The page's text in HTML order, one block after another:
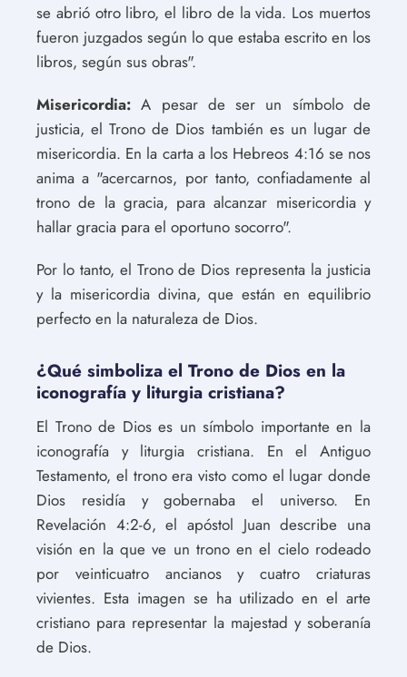
se abrió otro libro, el libro de la vida. Los muertos
fueron juzgados según lo que estaba escrito en los
libros, según sus obras".
Misericordia: A pesar de ser un símbolo de
justicia, el Trono de Dios también es un lugar de
misericordia. En la carta a los Hebreos 4:16 se nos
anima a "acercarnos, por tanto, confiadamente al
trono de la gracia, para alcanzar misericordia y
hallar gracia para el oportuno socorro".
Por lo tanto, el Trono de Dios representa la justicia
y la misericordia divina, que están en equilibrio
perfecto en la naturaleza de Dios.
¿Qué simboliza el Trono de Dios en la
iconografía y liturgia cristiana?
El Trono de Dios es un símbolo importante en la
iconografía y liturgia cristiana. En el Antiguo
Testamento, el trono era visto como el lugar donde
Dios residía y gobernaba el universo. En
Revelación 4:2-6, el apóstol Juan describe una
visión en la que ve un trono en el cielo rodeado
por veinticuatro ancianos y cuatro criaturas
vivientes. Esta imagen se ha utilizado en el arte
cristiano para representar la majestad y soberanía
de Dios.